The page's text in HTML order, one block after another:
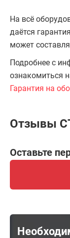
На всё
даётся
может
Подробнее с
ознакомиться
Гарантия на
Отзывы
Оставьте